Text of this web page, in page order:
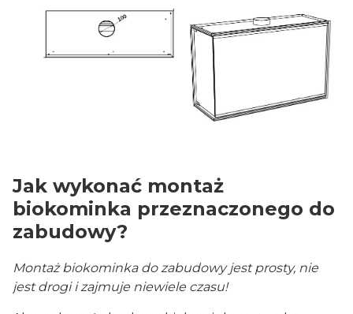
Jak wykonać montaż
biokominka przeznaczonego do
zabudowy?
Montaż biokominka do zabudowy jest prosty, nie
jest drogi i zajmuje niewiele czasu!